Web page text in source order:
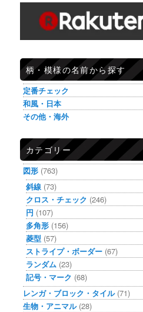
柄・模様の名前から探す
定番チェック
和風・日本
その他・海外
カテゴリー
図形 (763)
斜線 (73)
クロス・チェック (246)
円 (107)
多角形 (156)
菱型 (57)
ストライプ・ボーダー (67)
ランダム (23)
記号・マーク (68)
レンガ・ブロック・タイル(71)
生物・アニマル(28)